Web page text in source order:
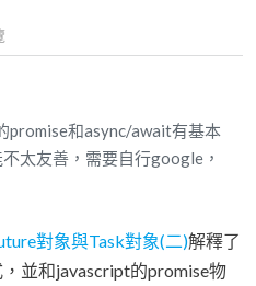
promise和async/await有基本
太友善，需要自行google，
對象與Task對象(二)解釋了
並和javascript的promise物